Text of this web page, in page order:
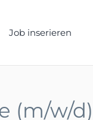
Job inserieren
(m/w/d)